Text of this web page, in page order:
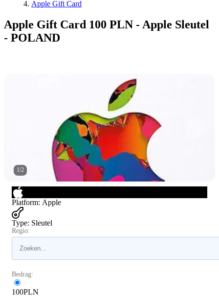
Apple Gift Card
Apple Gift Card 100 PLN - Apple Sleutel
- POLAND
1/2
Platform: Apple
Type: Sleutel
Regio:
Bedrag:
100PLN